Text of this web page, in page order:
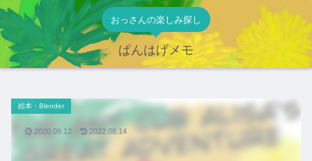
おっさんの楽しみ探し
ぱんはげメモ
絵本・Blender
2020.09.12 2022.08.14